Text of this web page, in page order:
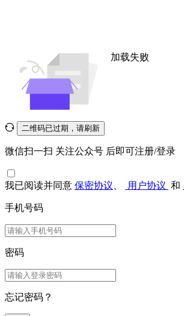
加载失败
二维码已过期，请刷新
微信扫一扫 关注公众号 后即可注册/登录
我已阅读并同意 保密协议 用户协议 和
手机号码
密码
忘记密码？